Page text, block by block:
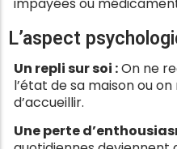
impayées ou
L’aspect
Un repli sur soi :On ne
l’état de sa maison ou on
d’accueillir.
Une perte